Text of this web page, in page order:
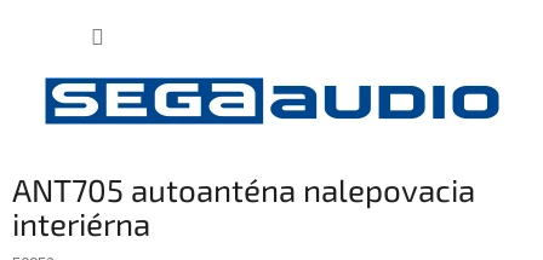
ANT705 autoanténa nalepovacia
interiérna